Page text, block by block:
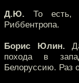
Д.Ю. То есть,
Риббентропа.
Борис Юлин.
похода в
Белоруссию. Раз